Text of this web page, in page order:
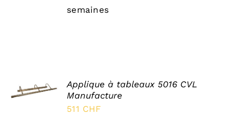
semaines
OPTIONS
Applique à tableaux 5016 CVL
Manufacture
511 CHF